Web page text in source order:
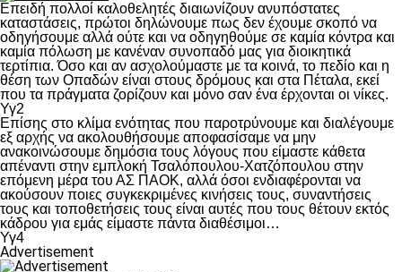
Επειδή πολλοί καλοθελητές διαιωνίζουν ανυπόστατες
καταστάσεις, πρώτοι δηλώνουμε πως δεν έχουμε σκοπό να
οδηγήσουμε αλλά ούτε και να οδηγηθούμε σε καμία κόντρα και
καμία πόλωση με κανέναν συνοπαδό μας για διοικητικά
τερτίπια. Όσο και αν ασχολούμαστε με τα κοινά, το πεδίο και η
θέση των Οπαδών είναι στους δρόμους και στα Πέταλα, εκεί
που τα πράγματα ζορίζουν και μόνο σαν ένα έρχονται οι νίκες.
Υγ2
Επίσης στο κλίμα ενότητας που παροτρύνουμε και διαλέγουμε
εξ αρχής να ακολουθήσουμε αποφασίσαμε να μην
ανακοινώσουμε δημόσια τους λόγους που είμαστε κάθετα
απέναντι στην εμπλοκή Τσαλόπουλου-Χατζόπουλου στην
επόμενη μέρα του ΑΣ ΠΑΟΚ, αλλά όσοι ενδιαφέρονται να
ακούσουν ποιες συγκεκριμένες κινήσεις τους, συναντήσεις
τους και τοποθετήσεις τους είναι αυτές που τους θέτουν εκτός
κάδρου για εμάς είμαστε πάντα διαθέσιμοι…
Υγ4
Advertisement